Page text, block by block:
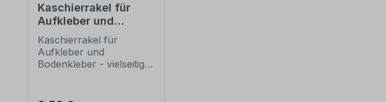
Kaschierrakel für
Aufkleber und
Bodenkleber -
vielseitig
verwendbar
Kaschierrakel für
Aufkleber und
Bodenkleber - vielseitig